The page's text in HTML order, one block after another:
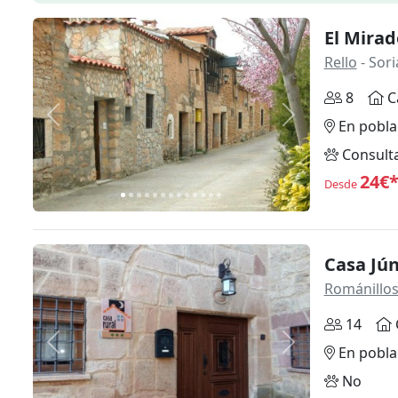
Anterior Siguiente
El
Rello -
8
En
Desde24€*
Anterior Siguiente
Casa
14
En
No